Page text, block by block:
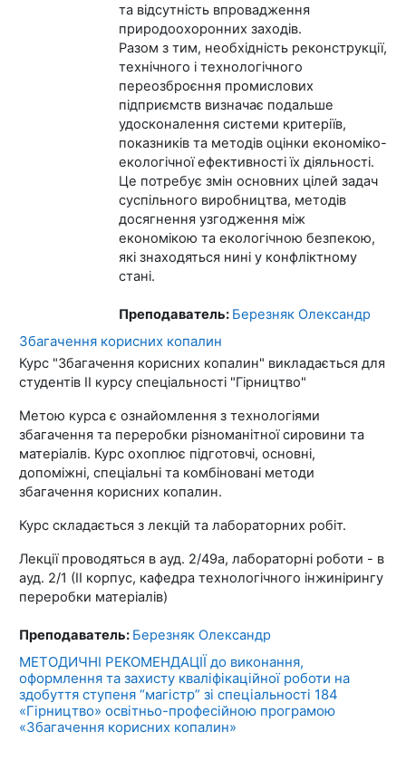
та відсутність впровадження
природоохоронних заходів.
Разом з тим, необхідність реконструкції,
технічного і технологічного
переозброєння промислових
підприємств визначає подальше
удосконалення системи критеріїв,
показників та методів оцінки економіко-
екологічної ефективності їх діяльності.
Це потребує змін основних цілей задач
суспільного виробництва, методів
досягнення узгодження між
економікою та екологічною безпекою,
які знаходяться нині у конфліктному
стані.
Преподаватель: Березняк Олександр
Збагачення корисних копалин
Курс "Збагачення корисних копалин" викладається для
студентів ІІ курсу спеціальності "Гірництво"
Метою курса є ознайомлення з технологіями
збагачення та переробки різноманітної сировини та
матеріалів. Курс охоплює підготовчі, основні,
допоміжні, спеціальні та комбіновані методи
збагачення корисних копалин.
Курс складається з лекцій та лабораторних робіт.
Лекції проводяться в ауд. 2/49а, лабораторні роботи - в
ауд. 2/1 (ІІ корпус, кафедра технологічного інжинірингу
переробки матеріалів)
Преподаватель: Березняк Олександр
МЕТОДИЧНІ РЕКОМЕНДАЦІЇ до виконання,
оформлення та захисту кваліфікаційної роботи на
здобуття ступеня “магістр” зі спеціальності 184
«Гірництво» освітньо-професійною програмою
«Збагачення корисних копалин»